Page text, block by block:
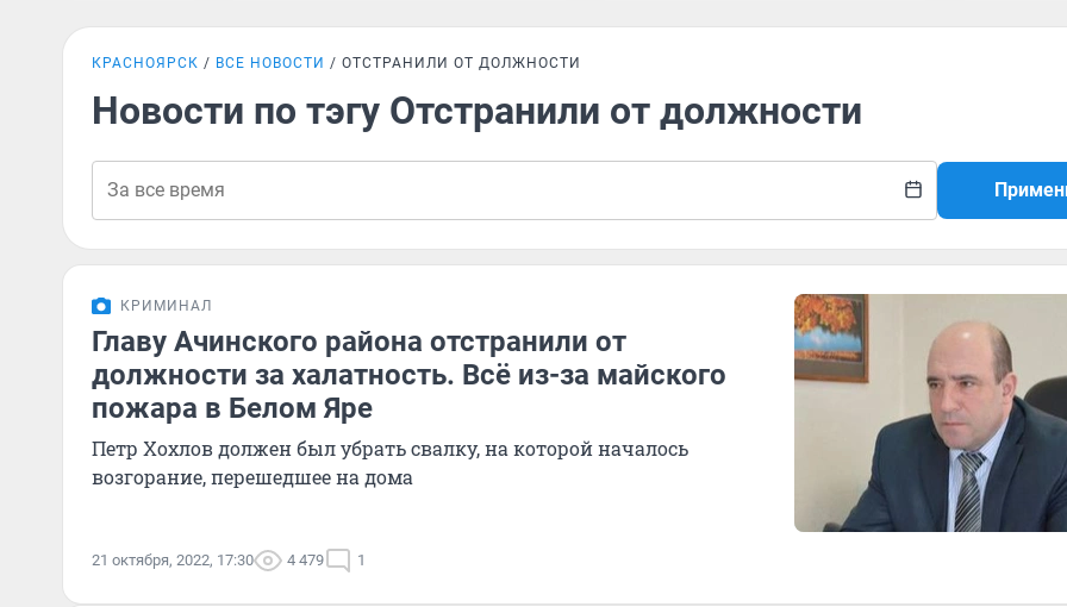
КРАСНОЯРСК ВСЕ НОВОСТИ ОТСТРАНИЛИ ОТ ДОЛЖНОСТИ
Новости по тэгу Отстранили от должности
КРИМИНАЛ
Главу Ачинского района отстранили от
должности за халатность. Всё из-за майского
пожара в Белом Яре
Петр Хохлов должен был убрать свалку, на которой началось
возгорание, перешедшее на дома
21 октября, 2022, 17:30 4 479 1